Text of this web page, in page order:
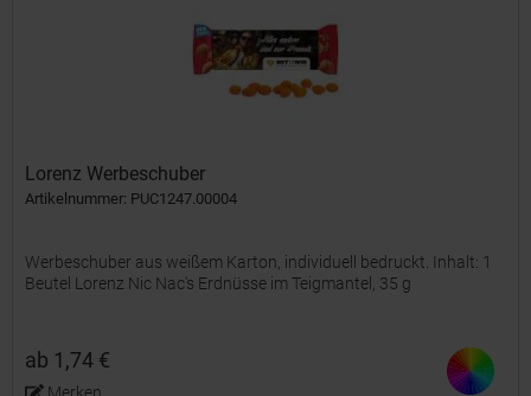
Lorenz Werbeschuber
Artikelnummer: PUC1247.00004
Werbeschuber aus weißem Karton, individuell bedruckt. Inhalt: 1
Beutel Lorenz Nic Nac's Erdnüsse im Teigmantel, 35 g
ab 1,74 €